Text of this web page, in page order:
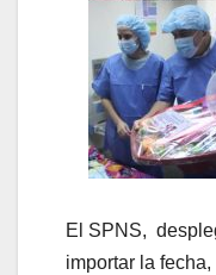
El SPNS,
importar la